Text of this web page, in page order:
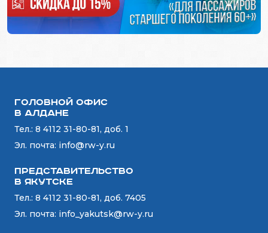
Головной офис
в Алдане
Тел.: 8 4112 31-80-81, доб. 1
Эл. почта: info@rw-y.ru
Представительство
в Якутске
Тел.: 8 4112 31-80-81, доб. 7405
Эл. почта: info_yakutsk@rw-y.ru